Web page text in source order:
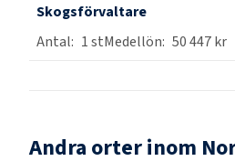
Skogsförvaltare
1st 50 447 kr
Andra orter inom